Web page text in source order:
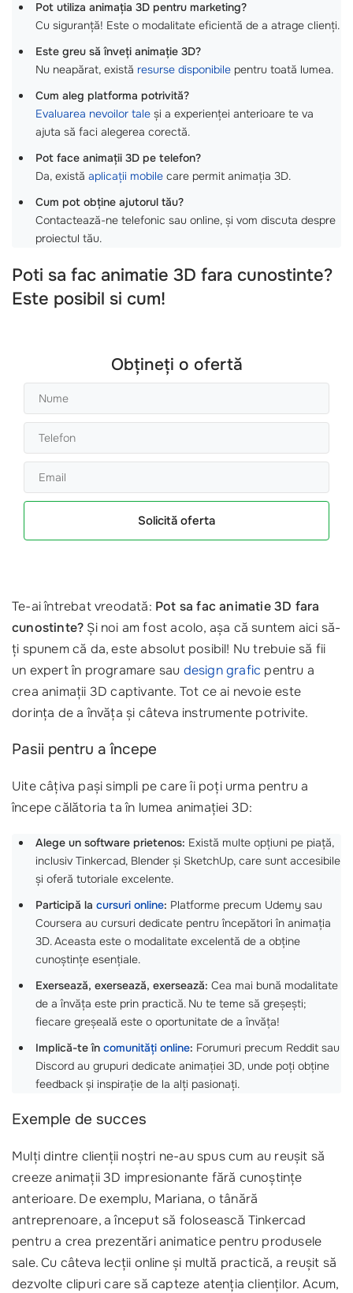
Pot utiliza animația 3D pentru marketing?
Cu siguranță! Este o modalitate eficientă de a atrage clienți.
Este greu să înveți animație 3D?
Nu neapărat, există resurse disponibile pentru toată lumea.
Cum aleg platforma potrivită?
Evaluarea nevoilor tale și a experienței anterioare te va
ajuta să faci alegerea corectă.
Pot face animații 3D pe telefon?
Da, există aplicații mobile care permit animația 3D.
Cum pot obține ajutorul tău?
Contactează-ne telefonic sau online, și vom discuta despre
proiectul tău.
Poti sa fac animatie 3D fara cunostinte?
Este posibil si cum!
Obțineți o ofertă
Solicită oferta
Te-ai întrebat vreodată: Pot sa fac animatie 3D fara
cunostinte? Și noi am fost acolo, așa că suntem aici să-
ți spunem că da, este absolut posibil! Nu trebuie să fii
un expert în programare sau design grafic pentru a
crea animații 3D captivante. Tot ce ai nevoie este
dorința de a învăța și câteva instrumente potrivite.
Pasii pentru a începe
Uite câțiva pași simpli pe care îi poți urma pentru a
începe călătoria ta în lumea animației 3D:
Alege un software prietenos: Există multe opțiuni pe piață,
inclusiv Tinkercad, Blender și SketchUp, care sunt accesibile
și oferă tutoriale excelente.
Participă la cursuri online: Platforme precum Udemy sau
Coursera au cursuri dedicate pentru începători în animația
3D. Aceasta este o modalitate excelentă de a obține
cunoștințe esențiale.
Exersează, exersează, exersează: Cea mai bună modalitate
de a învăța este prin practică. Nu te teme să greșești;
fiecare greșeală este o oportunitate de a învăța!
Implică-te în comunități online: Forumuri precum Reddit sau
Discord au grupuri dedicate animației 3D, unde poți obține
feedback și inspirație de la alți pasionați.
Exemple de succes
Mulți dintre clienții noștri ne-au spus cum au reușit să
creeze animații 3D impresionante fără cunoștințe
anterioare. De exemplu, Mariana, o tânără
antreprenoare, a început să folosească Tinkercad
pentru a crea prezentări animatice pentru produsele
sale. Cu câteva lecții online și multă practică, a reușit să
dezvolte clipuri care să capteze atenția clienților. Acum,